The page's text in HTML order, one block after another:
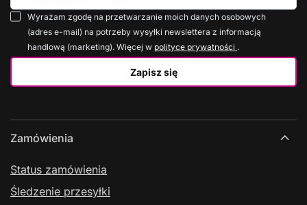
Zapisz się
Wyrażam zgodę na przetwarzanie moich danych osobowych
(adres e-mail) na potrzeby wysyłki newslettera z informacją
handlową (marketing). Więcej w polityce prywatności .
Zamówienia
Status zamówienia
Śledzenie przesyłki